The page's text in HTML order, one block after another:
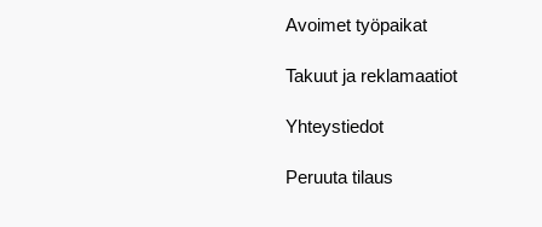
Avoimet työpaikat
Takuut ja reklamaatiot
Yhteystiedot
Peruuta tilaus